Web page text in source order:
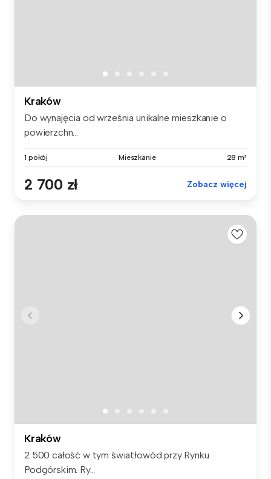
Kraków
Do wynajęcia od września unikalne mieszkanie o
powierzchn...
1 pokój Mieszkanie 28 m²
2 700 zł Zobacz więcej
Kraków
2.500 całość w tym światłowód przy Rynku
Podgórskim. Ry...